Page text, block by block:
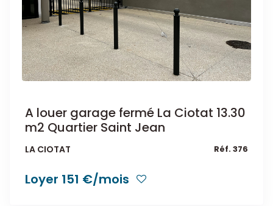
A louer garage fermé La Ciotat 13.30
m2 Quartier Saint Jean
LA CIOTAT Réf. 376
Loyer 151 €/mois